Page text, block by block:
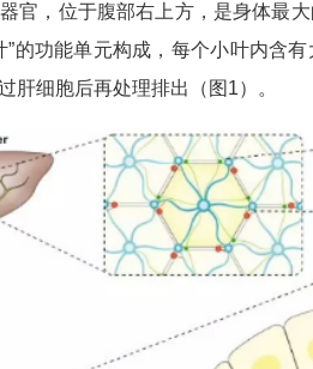
官，位于腹部右上方，是身体最
的功能单元构成，每个小叶内含
肝细胞后再处理排出（图1）。